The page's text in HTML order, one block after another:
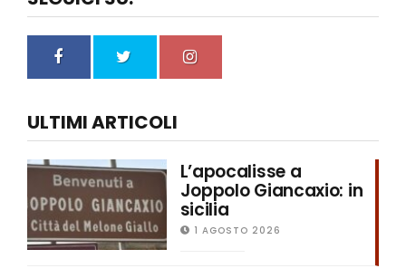
ULTIMI ARTICOLI
L’apocalisse a
Joppolo Giancaxio: in
sicilia
1 AGOSTO 2026